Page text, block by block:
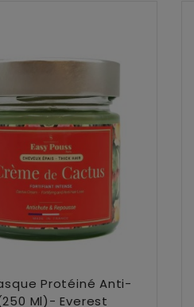
Au Panier
Protéiné Anti-
Ml)- Everest